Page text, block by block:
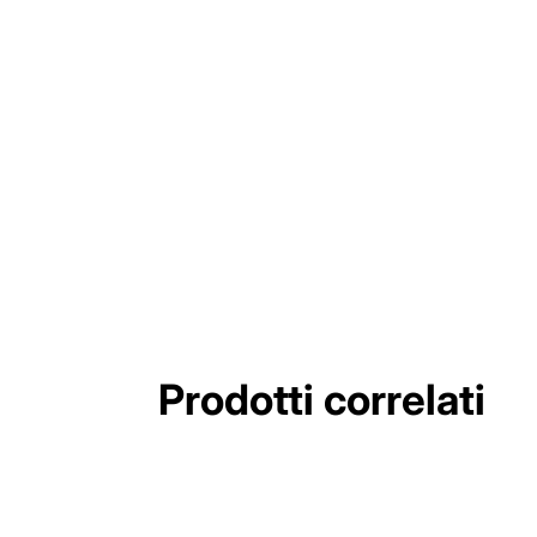
Prodotti correlati